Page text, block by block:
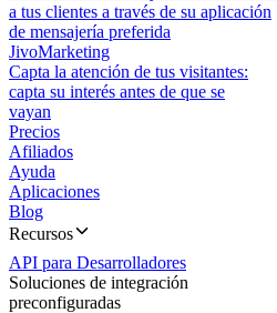
a tus clientes a través de su aplicación
de mensajería preferida
JivoMarketing
Capta la atención de tus visitantes:
capta su interés antes de que se
vayan
Precios
Afiliados
Ayuda
Aplicaciones
Blog
Recursos
API para Desarrolladores
Soluciones de integración
preconfiguradas